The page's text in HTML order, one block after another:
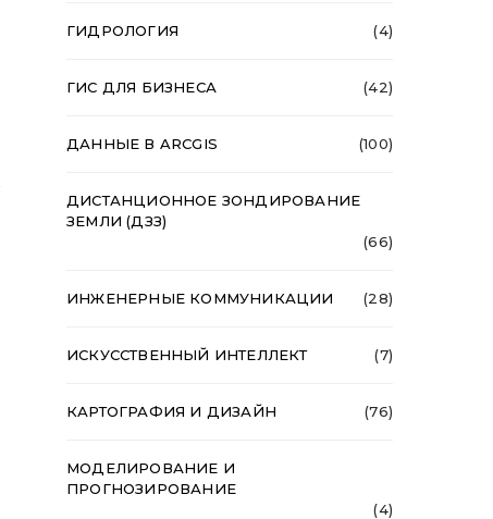
ГИДРОЛОГИЯ (4)
ГИС ДЛЯ БИЗНЕСА (42)
ДАННЫЕ В ARCGIS (100)
ДИСТАНЦИОННОЕ ЗОНДИРОВАНИЕ
ЗЕМЛИ (ДЗЗ)
(66)
ИНЖЕНЕРНЫЕ КОММУНИКАЦИИ (28)
ИСКУССТВЕННЫЙ ИНТЕЛЛЕКТ (7)
КАРТОГРАФИЯ И ДИЗАЙН (76)
МОДЕЛИРОВАНИЕ И
ПРОГНОЗИРОВАНИЕ
(4)